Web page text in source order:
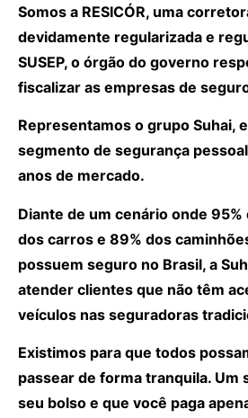
Somos a RESICÓR, uma
devidamente regularizada e
SUSEP, o órgão do governo
fiscalizar as empresas de
Representamos o grupo Suhai,
segmento de segurança
anos de mercado.
Diante de um cenário onde 95%
dos carros e 89% dos
possuem seguro no Brasil, a
atender clientes que não têm
veículos nas seguradoras
Existimos para que todos
passear de forma tranquila. Um
seu bolso e que você paga